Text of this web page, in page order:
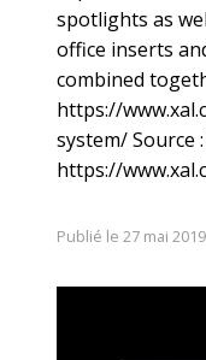
spotlights as
office inserts
combined
https://
system/ Source :
https://
Publié le 27 mai